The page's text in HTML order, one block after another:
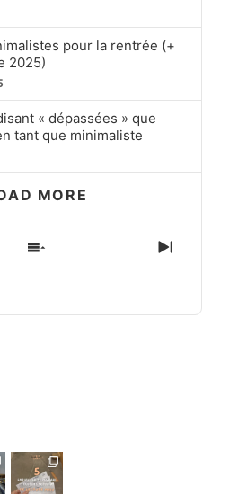
pour la rentrée (+
2025)
« dépassées » que
tant que minimaliste
MORE
SHOW
EPISODES
NEXT